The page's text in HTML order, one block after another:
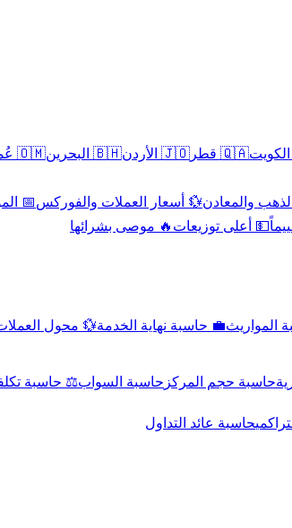
🇶🇦 قطر 🇯🇴 الأردن 🇧🇭 البحرين 🇴🇲 عُمان
والمعادن💱 أسعار العملات والفوركس📅
💵 أعلى توزيعات 🔥 موصى بشرائها
المواريث💼 حاسبة نهاية الخدمة💱 محول
حاسبة حجم المركز حاسبة السواب⚖️ حاسبة
حاسبة عائد التداول